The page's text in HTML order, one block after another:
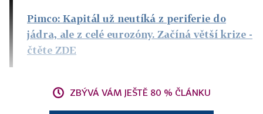
Pimco: Kapitál už neutíká z periferie do
jádra, ale z celé eurozóny. Začíná větší krize -
čtěte ZDE
ZBÝVÁ VÁM JEŠTĚ 80 % ČLÁNKU